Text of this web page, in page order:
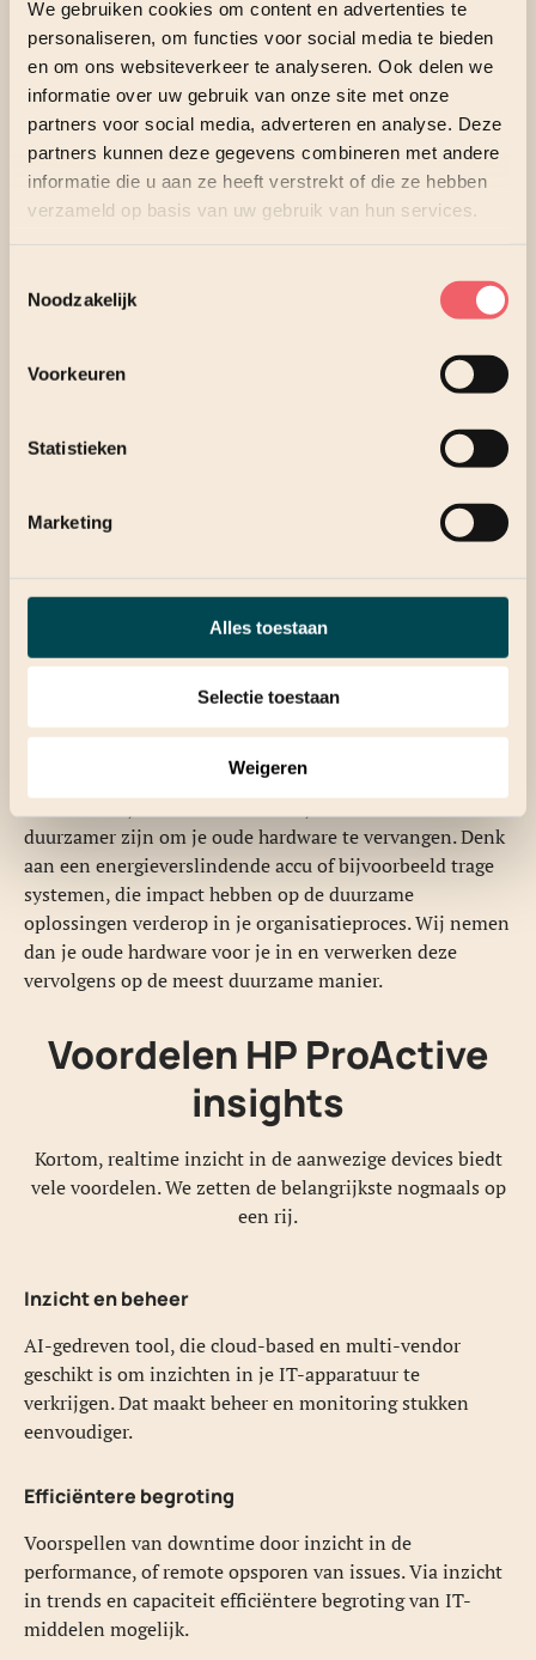
We gebruiken cookies om content en advertenties te
personaliseren, om functies voor social media te bieden
en om ons websiteverkeer te analyseren. Ook delen we
informatie over uw gebruik van onze site met onze
partners voor social media, adverteren en analyse. Deze
partners kunnen deze gegevens combineren met andere
informatie die u aan ze heeft verstrekt of die ze hebben
verzameld op basis van uw gebruik van hun services.
Noodzakelijk
Voorkeuren
Statistieken
Marketing
Alles toestaan
Selectie toestaan
Weigeren
Met de fleet management tool ProActive Insights van HP
wordt het mogelijk om zelfsrealtimeinzicht in je devices
te krijgen. Het is een AI-gedreven tool, die cloud-based
en multi-vendor geschikt is om inzichten in je IT-
apparatuur te verkrijgen. Dit kan helpen downtime te
voorspellen, of om het aantal service calls te verkleinen,
door proactief en remote detectie en diagnose van issues
te realiseren. De tool geeft bovendien waardevolle
inzichten in trends en capaciteit, waarmee je vooraf
beter kunt plannen en investeren in de juiste IT-
concurrentiepositie en verbeter je je bedrijfsresultaten.
En nu duurzaamheid verder gaat dan alleen maar mooie
devices te vervangen, omdat de kalender aangeeft dat het
Maximaliseren lifecycle
Met ProActive Insights wordt het maximaliseren van de
lifecycle dermate eenvoudig, dat niet alleen
kostenbesparing simpel te realiseren is, maar ook het
milieu minder belast wordt. Een apparaat gaat immers
langer mee als het goed onderhouden wordt. H&R is
Hiermee halen we het beste uit je IT-apparatuur. Als
duurzamer zijn om je oude hardware te vervangen. Denk
aan een energieverslindende accu of bijvoorbeeld trage
systemen, die impact hebben op de duurzame
oplossingen verderop in je organisatieproces. Wij nemen
dan je oude hardware voor je in en verwerken deze
vervolgens op de meest duurzame manier.
Voordelen HP ProActive
insights
Kortom, realtime inzicht in de aanwezige devices biedt
vele voordelen. We zetten de belangrijkste nogmaals op
een rij.
Inzicht en beheer
AI-gedreven tool, die cloud-based en multi-vendor
geschikt is om inzichten in je IT-apparatuur te
verkrijgen. Dat maakt beheer en monitoring stukken
eenvoudiger.
Efficiëntere begroting
Voorspellen van downtime door inzicht in de
performance, of remote opsporen van issues. Via inzicht
in trends en capaciteit efficiëntere begroting van IT-
middelen mogelijk.